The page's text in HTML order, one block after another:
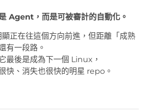
Agent，而是可被審計的自動化。
正在往這個方向前進，但距離「成熟
有一段路。
最後是成為下一個 Linux，
快、消失也很快的明星 repo。